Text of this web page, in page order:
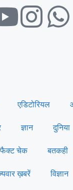
एडिटोरियल
ज्ञान दुनिया
फैक्ट चेक बतकही
ख़बरें विज्ञान